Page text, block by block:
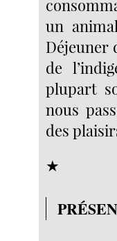
un
Déjeuner
de
plupart
nous
des
★